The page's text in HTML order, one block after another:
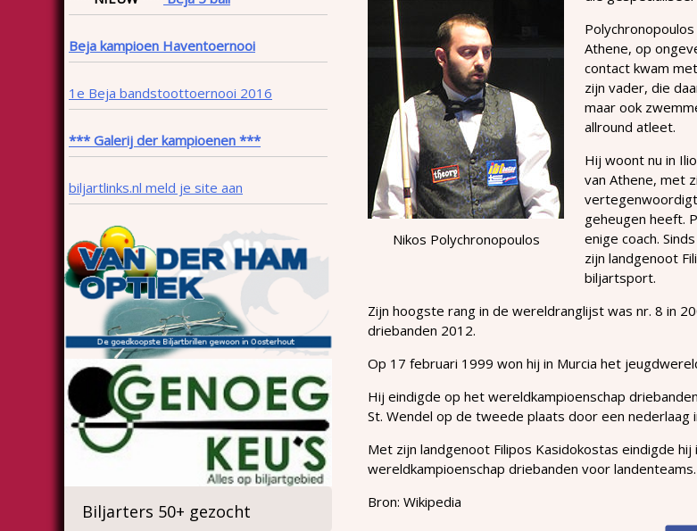
Nikos Polychronopoulos
Athene, op
contact kwam
zijn vader, die
maar ook
allround atleet.
Hij woont nu in
van Athene, met
geheugen heeft.
enige coach.
zijn landgenoot
biljartsport.
Zijn hoogste rang in de wereldranglijst was nr. 8 in
driebanden 2012.
Op 17 februari 1999 won hij in Murcia het
Hij eindigde op het wereldkampioenschap
St. Wendel op de tweede plaats door een nederlaag
Met zijn landgenoot Filipos Kasidokostas eindigde
wereldkampioenschap driebanden voor landenteams.
Bron: Wikipedia
Beja kampioen Haventoernooi
1e Beja bandstoottoernooi 2016
*** Galerij der kampioenen ***
biljartlinks.nl meld je site aan
Biljarters 50+ gezocht